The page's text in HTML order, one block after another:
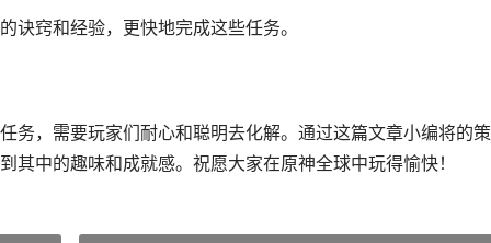
诀窍和经验，更快地完成这些任务。
务，需要玩家们耐心和聪明去化解。通过这篇文章小编将的策
其中的趣味和成就感。祝愿大家在原神全球中玩得愉快！